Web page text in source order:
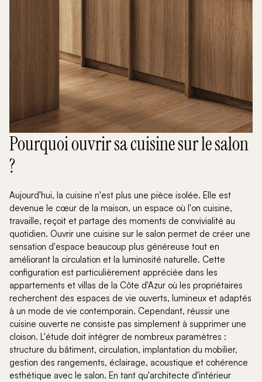
Pourquoi ouvrir sa cuisine sur le salon
?
Aujourd'hui, la cuisine n'est plus une pièce isolée. Elle est
devenue le cœur de la maison, un espace où l'on cuisine,
travaille, reçoit et partage des moments de convivialité au
quotidien. Ouvrir une cuisine sur le salon permet de créer une
sensation d'espace beaucoup plus généreuse tout en
améliorant la circulation et la luminosité naturelle. Cette
configuration est particulièrement appréciée dans les
appartements et villas de la Côte d'Azur où les propriétaires
recherchent des espaces de vie ouverts, lumineux et adaptés
à un mode de vie contemporain. Cependant, réussir une
cuisine ouverte ne consiste pas simplement à supprimer une
cloison. L'étude doit intégrer de nombreux paramètres :
structure du bâtiment, circulation, implantation du mobilier,
gestion des rangements, éclairage, acoustique et cohérence
esthétique avec le salon. En tant qu'architecte d'intérieur